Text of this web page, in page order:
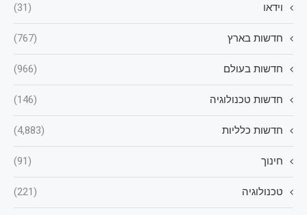
וידאו (31)
חדשות בארץ (767)
חדשות בעולם (966)
חדשות טכנולוגיה (146)
חדשות כלליות (4,883)
חינוך (91)
טכנולוגיה (221)